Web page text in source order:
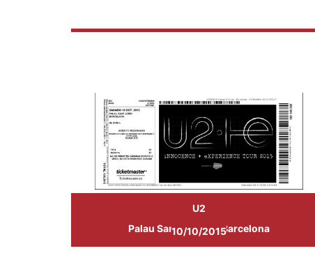
U2
Palau Sant Jordi de Barcelona
10/10/2015